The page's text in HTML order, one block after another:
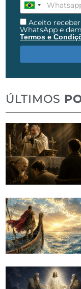
Aceito
WhatsApp e
Termos e
ÚLTIMOS